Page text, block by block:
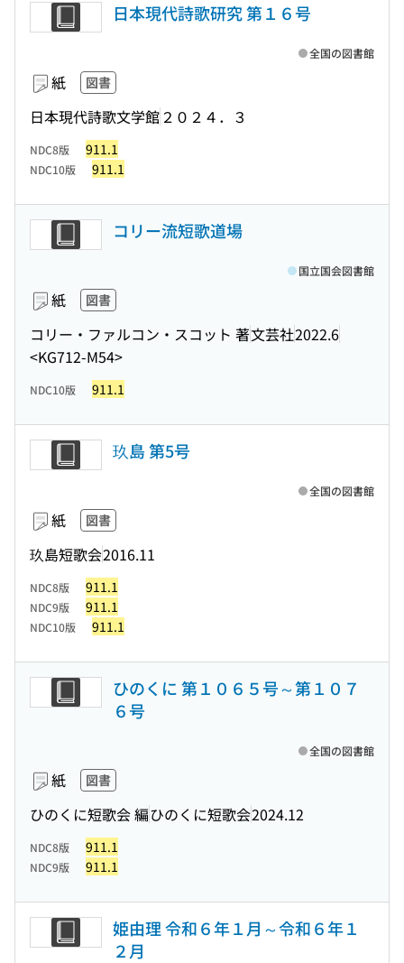
日本現代詩歌研究 第１６号
紙 図書
日本現代詩歌文学館 ２０２４．３
全国の図書館
NDC8版 911.1
NDC10版 911.1
コリー流短歌道場
紙 図書
コリー・ファルコン・スコット 著文芸社2022.6
<KG712-M54>
国立国会図書館
NDC10版 911.1
玖島 第5号
紙 図書
玖島短歌会2016.11
全国の図書館
NDC8版 911.1
NDC9版 911.1
NDC10版 911.1
ひのくに 第１０６５号～第１０７
６号
紙 図書
ひのくに短歌会 編ひのくに短歌会2024.12
全国の図書館
NDC8版 911.1
NDC9版 911.1
姫由理 令和６年１月～令和６年１
２月